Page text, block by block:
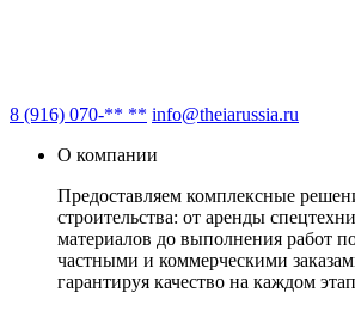
8 (916) 070-** ** info@theiarussia.ru
О компании
Предоставляем комплексные
строительства: от аренды
материалов до выполнения работ
частными и коммерческими
гарантируя качество на каждом